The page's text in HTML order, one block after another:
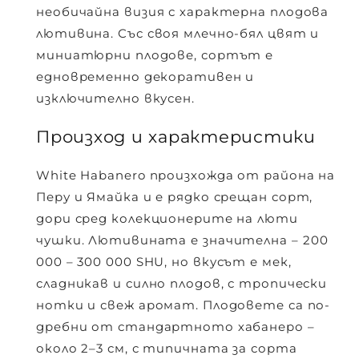
необичайна визия с характерна плодова
лютивина. Със своя млечно-бял цвят и
миниатюрни плодове, сортът е
едновременно декоративен и
изключително вкусен.
Произход и характеристики
White Habanero произхожда от района на
Перу и Ямайка и е рядко срещан сорт,
дори сред колекционерите на люти
чушки. Лютивината е значителна – 200
000 – 300 000 SHU, но вкусът е мек,
сладникав и силно плодов, с тропически
нотки и свеж аромат. Плодовете са по-
дребни от стандартното хабанеро –
около 2–3 см, с типичната за сорта